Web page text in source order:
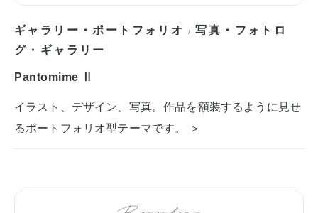
ギャラリー・ポートフォリオ /写真・フォトロ
グ・ギャラリー
Pantomime Ⅱ
イラスト、デザイン、写真。作品を額装するように見せ
るポートフォリオ型テーマです。 ＞